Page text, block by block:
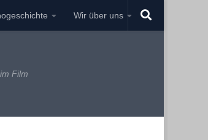
Wir über uns
Film